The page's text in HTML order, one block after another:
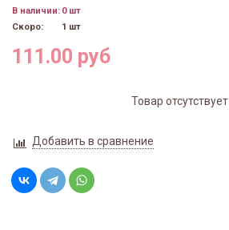
В наличии: 0 шт
Скоро:
1 шт
111.00 руб
Товар отсутствует
Добавить в сравнение